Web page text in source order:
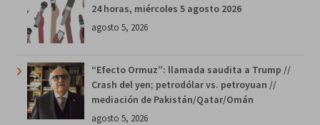
24 horas, miércoles 5 agosto 2026
agosto 5, 2026
“Efecto Ormuz”: llamada saudita a Trump //
Crash del yen; petrodólar vs. petroyuan //
mediación de Pakistán/Qatar/Omán
agosto 5, 2026